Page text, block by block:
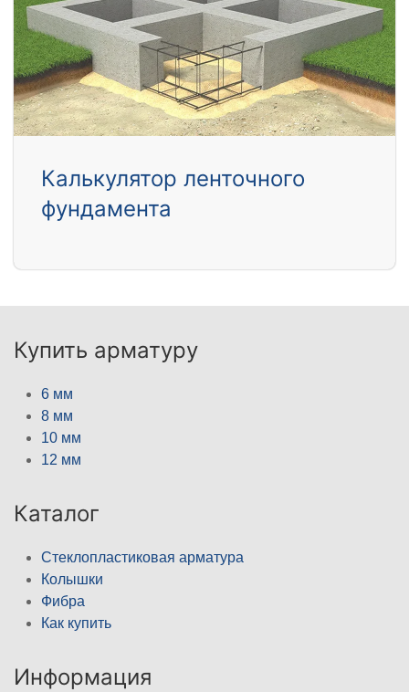
Калькулятор ленточного
фундамента
Купить арматуру
6 мм
8 мм
10 мм
12 мм
Каталог
Стеклопластиковая арматура
Колышки
Фибра
Как купить
Информация